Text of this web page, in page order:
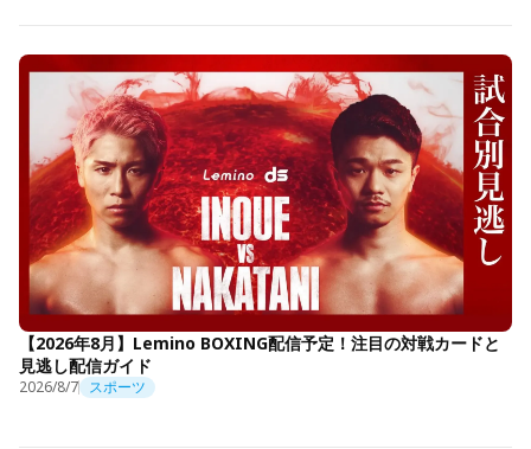
【2026年8月】Lemino BOXING配信予定！注目の対戦カードと
見逃し配信ガイド
2026/8/7 スポーツ